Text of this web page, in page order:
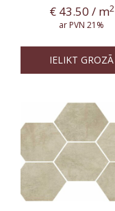
€43.50 / m2
ar PVN 21%
IELIKT GROZĀ